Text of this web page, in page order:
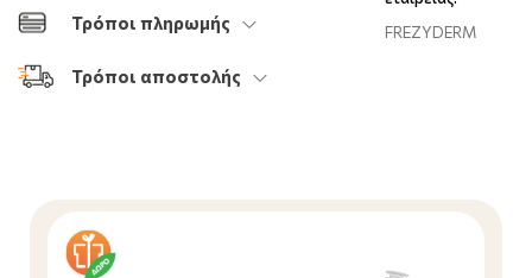
Τρόποι πληρωμής
Τρόποι αποστολής
FREZYDERM